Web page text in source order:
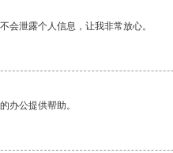
会泄露个人信息，让我非常放心。
办公提供帮助。